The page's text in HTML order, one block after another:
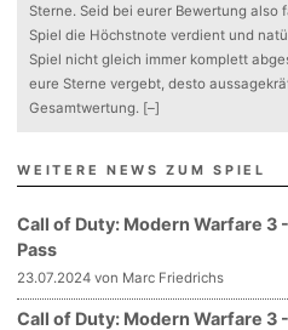
Sterne. Seid bei eurer Bewertung also
Spiel die Höchstnote verdient und
Spiel nicht gleich immer komplett
eure Sterne vergebt, desto
Gesamtwertung. [–]
WEITERE NEWS ZUM SPIEL
Call of Duty: Modern Warfare 3
Pass
23.07.2024 von Marc Friedrichs
Call of Duty: Modern Warfare 3